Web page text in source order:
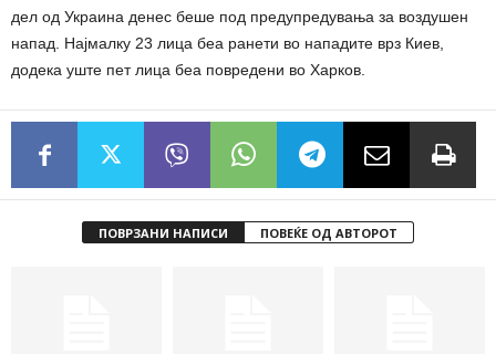
дел од Украина денес беше под предупредувања за воздушен
напад. Најмалку 23 лица беа ранети во нападите врз Киев,
додека уште пет лица беа повредени во Харков.
ПОВРЗАНИ НАПИСИ ПОВЕЌЕ ОД АВТОРОТ